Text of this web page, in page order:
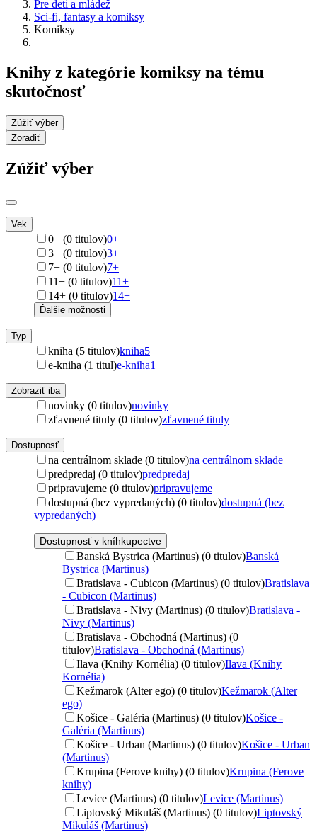
Pre deti a mládež
Sci-fi, fantasy a komiksy
Komiksy
Knihy z kategórie komiksy na tému
skutočnosť
Zúžiť výber
Zoradiť
Zúžiť výber
Vek
0+ (0 titulov)0+
3+ (0 titulov)3+
7+ (0 titulov)7+
11+ (0 titulov)11+
14+ (0 titulov)14+
Ďalšie možnosti
Typ
kniha (5 titulov)kniha5
e-kniha (1 titul)e-kniha1
Zobraziť iba
novinky (0 titulov)novinky
zľavnené tituly (0 titulov)zľavnené tituly
Dostupnosť
na centrálnom sklade (0 titulov)na centrálnom sklade
predpredaj (0 titulov)predpredaj
pripravujeme (0 titulov)pripravujeme
dostupná (bez vypredaných) (0 titulov)dostupná (bez
vypredaných)
Dostupnosť v kníhkupectve
Banská Bystrica (Martinus) (0 titulov)Banská
Bystrica (Martinus)
Bratislava - Cubicon (Martinus) (0 titulov)Bratislava
- Cubicon (Martinus)
Bratislava - Nivy (Martinus) (0 titulov)Bratislava -
Nivy (Martinus)
Bratislava - Obchodná (Martinus) (0
titulov)Bratislava - Obchodná (Martinus)
Ilava (Knihy Kornélia) (0 titulov)Ilava (Knihy
Kornélia)
Kežmarok (Alter ego) (0 titulov)Kežmarok (Alter
ego)
Košice - Galéria (Martinus) (0 titulov)Košice -
Galéria (Martinus)
Košice - Urban (Martinus) (0 titulov)Košice - Urban
(Martinus)
Krupina (Ferove knihy) (0 titulov)Krupina (Ferove
knihy)
Levice (Martinus) (0 titulov)Levice (Martinus)
Liptovský Mikuláš (Martinus) (0 titulov)Liptovský
Mikuláš (Martinus)